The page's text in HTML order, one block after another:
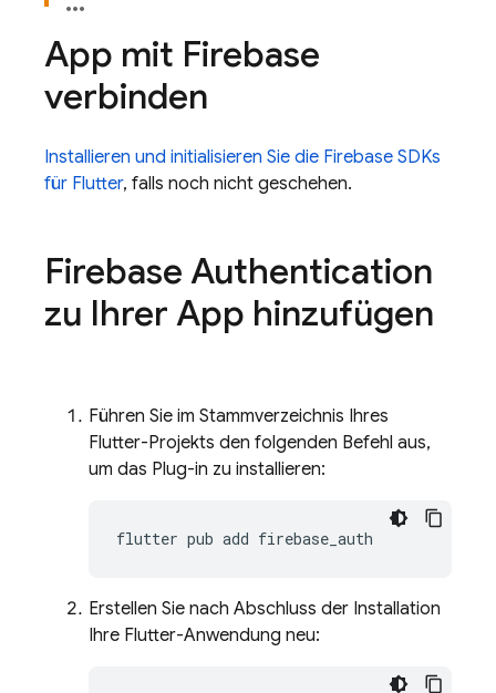
App mit Firebase
verbinden
Installieren und initialisieren Sie die Firebase SDKs
für Flutter, falls noch nicht geschehen.
Firebase Authentication
zu Ihrer App hinzufügen
Führen Sie im Stammverzeichnis Ihres
Flutter-Projekts den folgenden Befehl aus,
um das Plug-in zu installieren:
flutter pub add
Erstellen Sie nach Abschluss der Installation
Ihre Flutter-Anwendung neu: